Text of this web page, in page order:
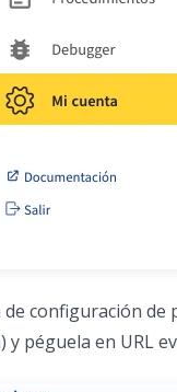
configuración de
y péguela en URL